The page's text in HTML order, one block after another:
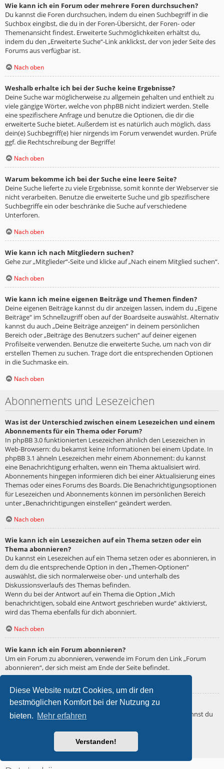
Diese Website nutzt Cookies, um dir den
bestmöglichen Komfort bei der Nutzung zu
bieten. Mehr erfahren
Verstanden!
Wie kann ich ein Forum oder mehrere Foren durchsuchen?
Du kannst die Foren durchsuchen, indem du einen Suchbegriff in die
Suchbox eingibst, die du in der Foren-Übersicht, der Foren- oder
Themenansicht findest. Erweiterte Suchmöglichkeiten erhältst du,
indem du den „Erweiterte Suche“-Link anklickst, der von jeder Seite des
Forums aus verfügbar ist.
Nach oben
Weshalb erhalte ich bei der Suche keine Ergebnisse?
Deine Suche war möglicherweise zu allgemein gehalten und enthielt zu
viele gängige Wörter, welche von phpBB nicht indiziert werden. Stelle
eine spezifischere Anfrage und benutze die Optionen, die dir die
erweiterte Suche bietet. Außerdem ist es natürlich auch möglich, dass
dein(e) Suchbegriff(e) hier nirgends im Forum verwendet wurden. Prüfe
ggf. die Rechtschreibung der Begriffe!
Nach oben
Warum bekomme ich bei der Suche eine leere Seite?
Deine Suche lieferte zu viele Ergebnisse, somit konnte der Webserver sie
nicht verarbeiten. Benutze die erweiterte Suche und gib spezifischere
Suchbegriffe ein oder beschränke die Suche auf verschiedene
Unterforen.
Nach oben
Wie kann ich nach Mitgliedern suchen?
Gehe zur „Mitglieder“-Seite und klicke auf „Nach einem Mitglied suchen“.
Nach oben
Wie kann ich meine eigenen Beiträge und Themen finden?
Deine eigenen Beiträge kannst du dir anzeigen lassen, indem du „Eigene
Beiträge“ im Schnellzugriff oben auf der Boardseite auswählst. Alternativ
kannst du auch „Deine Beiträge anzeigen“ in deinem persönlichen
Bereich oder „Beiträge des Benutzers suchen“ auf deiner eigenen
Profilseite verwenden. Benutze die erweiterte Suche, um nach von dir
erstellen Themen zu suchen. Trage dort die entsprechenden Optionen
in die Suchmaske ein.
Nach oben
Abonnements und Lesezeichen
Was ist der Unterschied zwischen einem Lesezeichen und einem
Abonnements für ein Thema oder Forum?
In phpBB 3.0 funktionierten Lesezeichen ähnlich den Lesezeichen in
Web-Browsern: du bekamst keine Informationen bei einem Update. In
phpBB 3.1 ähneln Lesezeichen mehr einem Abonnement: du kannst
eine Benachrichtigung erhalten, wenn ein Thema aktualisiert wird.
Abonnements hingegen informieren dich bei einer Aktualisierung eines
Themas oder eines Forums des Boards. Die Benachrichtigungsoptionen
für Lesezeichen und Abonnements können im persönlichen Bereich
unter „Benachrichtigungen einstellen“ geändert werden.
Nach oben
Wie kann ich ein Lesezeichen auf ein Thema setzen oder ein
Thema abonnieren?
Du kannst ein Lesezeichen auf ein Thema setzen oder es abonnieren, in
dem du die entsprechende Option in den „Themen-Optionen“
auswählst, die sich normalerweise ober- und unterhalb des
Diskussionsverlaufs des Themas befinden.
Wenn du bei der Antwort auf ein Thema die Option „Mich
benachrichtigen, sobald eine Antwort geschrieben wurde“ aktivierst,
wird das Thema ebenfalls für dich abonniert.
Nach oben
Wie kann ich ein Forum abonnieren?
Um ein Forum zu abonnieren, verwende im Forum den Link „Forum
abonnieren“, der sich meist am Ende der Seite befindet.
Wie deaktiviere ich meine Abonnements?
Wenn du mehrere Abonnements deaktivieren möchtest, so kannst du
verwalten“ machen.